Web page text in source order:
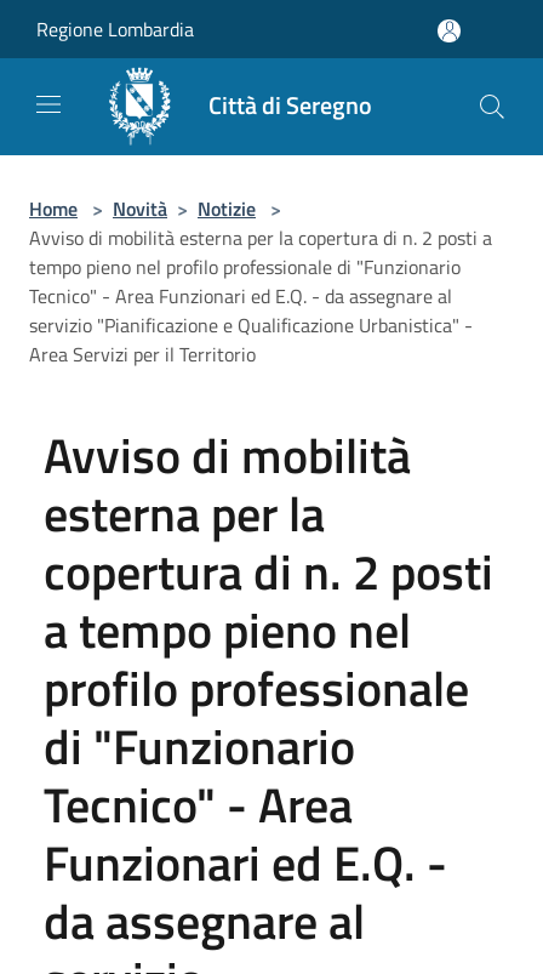
Regione Lombardia
Città di Seregno
Home > Novità > Notizie >
Avviso di mobilità esterna per la copertura di n. 2 posti a
tempo pieno nel profilo professionale di "Funzionario
Tecnico" - Area Funzionari ed E.Q. - da assegnare al
servizio "Pianificazione e Qualificazione Urbanistica" -
Area Servizi per il Territorio
Avviso di mobilità
esterna per la
copertura di n. 2 posti
a tempo pieno nel
profilo professionale
di "Funzionario
Tecnico" - Area
Funzionari ed E.Q. -
da assegnare al